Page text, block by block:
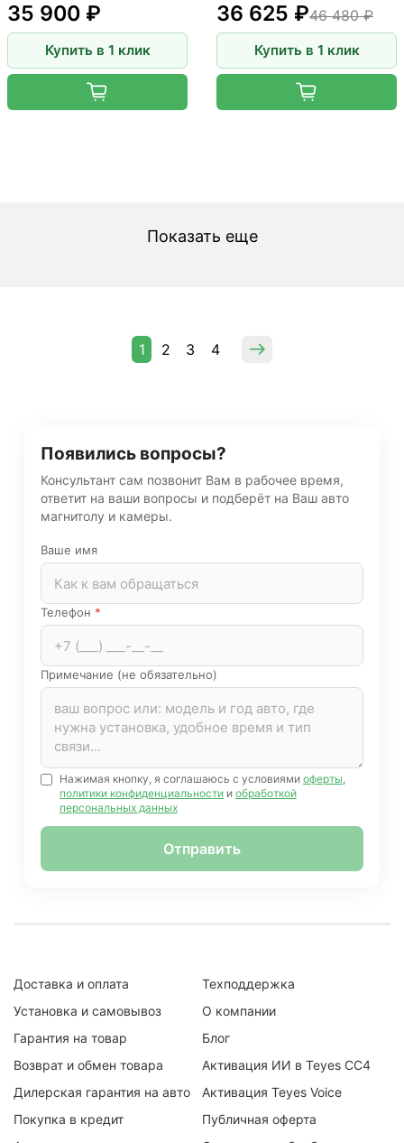
35 900 ₽
Купить в 1 клик
36 625 ₽46 480 ₽
Купить в 1 клик
Показать еще
1 2 3 4
Появились вопросы?
Консультант сам позвонит Вам в рабочее время,
ответит на ваши вопросы и подберёт на Ваш авто
магнитолу и камеры.
Ваше имя
Телефон *
Примечание (не обязательно)
Нажимая кнопку, я соглашаюсь с условиями оферты,
политики конфиденциальности и обработкой
персональных данных
Отправить
Доставка и оплата
Установка и самовывоз
Гарантия на товар
Возврат и обмен товара
Дилерская гарантия на авто
Покупка в кредит
Техподдержка
О компании
Блог
Активация ИИ в Teyes CC4
Активация Teyes Voice
Публичная оферта